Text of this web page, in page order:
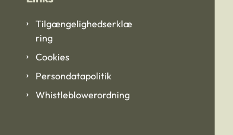
Tilgængelighedserklæ
ring
Cookies
Persondatapolitik
Whistleblowerordning